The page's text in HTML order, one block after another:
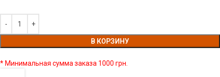
В КОРЗИНУ
* Минимальная сумма заказа 1000 грн.